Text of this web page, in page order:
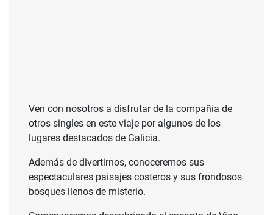
Ven con nosotros a disfrutar de la compañía de
otros singles en este viaje por algunos de los
lugares destacados de Galicia.
Además de divertirnos, conoceremos sus
espectaculares paisajes costeros y sus frondosos
bosques llenos de misterio.